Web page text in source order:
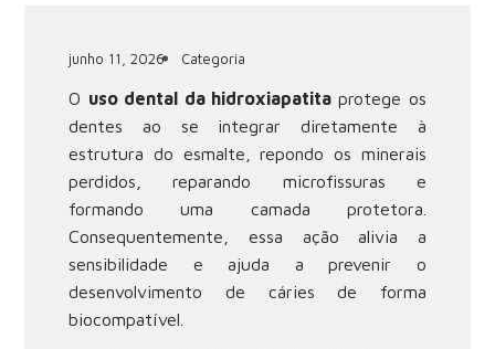
junho 11, 2026 Categoria
O uso dental da hidroxiapatitaprotege os
dentes ao se integrar diretamente à
estrutura do esmalte, repondo os minerais
perdidos, reparando microfissuras e
formando uma camada protetora.
Consequentemente, essa ação alivia a
sensibilidade e ajuda a prevenir o
desenvolvimento de cáries de forma
biocompatível.